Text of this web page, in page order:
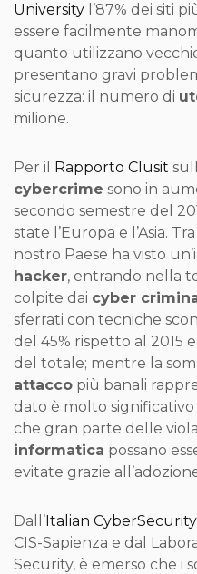
University l’87% dei siti
essere facilmente
quanto utilizzano
presentano gravi
sicurezza: il numero di
milione.
Per il Rapporto Clusit
cybercrime sono in
secondo semestre del
state l’Europa e l’Asia.
nostro Paese ha visto
hacker, entrando nella
colpite dai cyber
sferrati con tecniche
del 45% rispetto al 2015
del totale; mentre la
attacco più banali
dato è molto
che gran parte delle
informatica possano
evitate grazie
Dall’Italian
CIS-Sapienza e dal
Security, è emerso che i